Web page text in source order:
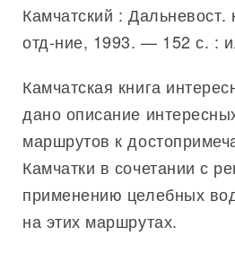
Камчатский : Дальневост.
отд-ние, 1993. — 152 с. :
Камчатская книга
дано описание
маршрутов к
Камчатки в сочетании с
применению целебных
на этих маршрутах.